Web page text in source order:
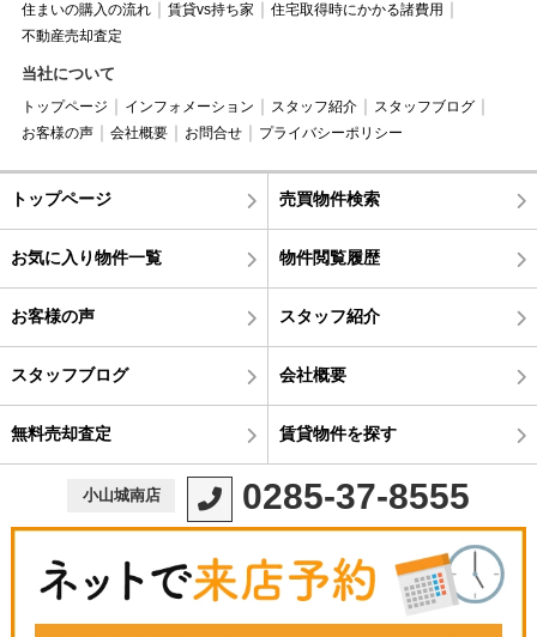
住まいの購入の流れ 賃貸vs持ち家
住宅取得時にかかる諸費用
不動産売却査定
当社について
トップページ インフォメーション スタッフ紹介
スタッフブログ
お客様の声
会社概要 お問合せ プライバシーポリシー
トップページ 売買物件検索
お気に入り物件一覧 物件閲覧履歴
お客様の声 スタッフ紹介
スタッフブログ 会社概要
無料売却査定 賃貸物件を探す
小山城南店 0285-37-8555